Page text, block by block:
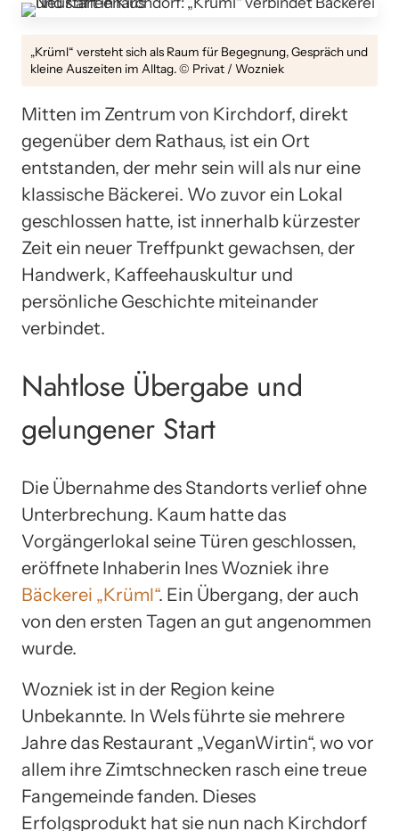
„Krüml“ versteht sich als Raum für Begegnung, Gespräch und
kleine Auszeiten im Alltag. © Privat / Wozniek
Mitten im Zentrum von Kirchdorf, direkt
gegenüber dem Rathaus, ist ein Ort
entstanden, der mehr sein will als nur eine
klassische Bäckerei. Wo zuvor ein Lokal
geschlossen hatte, ist innerhalb kürzester
Zeit ein neuer Treffpunkt gewachsen, der
Handwerk, Kaffeehauskultur und
persönliche Geschichte miteinander
verbindet.
Nahtlose Übergabe und
gelungener Start
Die Übernahme des Standorts verlief ohne
Unterbrechung. Kaum hatte das
Vorgängerlokal seine Türen geschlossen,
eröffnete Inhaberin Ines Wozniek ihre
Bäckerei „Krüml“. Ein Übergang, der auch
von den ersten Tagen an gut angenommen
wurde.
Wozniek ist in der Region keine
Unbekannte. In Wels führte sie mehrere
Jahre das Restaurant „VeganWirtin“, wo vor
allem ihre Zimtschnecken rasch eine treue
Fangemeinde fanden. Dieses
Erfolgsprodukt hat sie nun nach Kirchdorf